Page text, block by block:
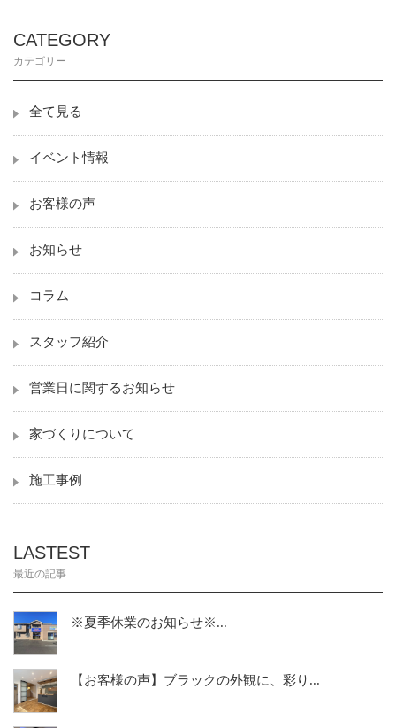
CATEGORY
カテゴリー
全て見る
イベント情報
お客様の声
お知らせ
コラム
スタッフ紹介
営業日に関するお知らせ
家づくりについて
施工事例
LASTEST
最近の記事
※夏季休業のお知らせ※...
【お客様の声】ブラックの外観に、彩り...